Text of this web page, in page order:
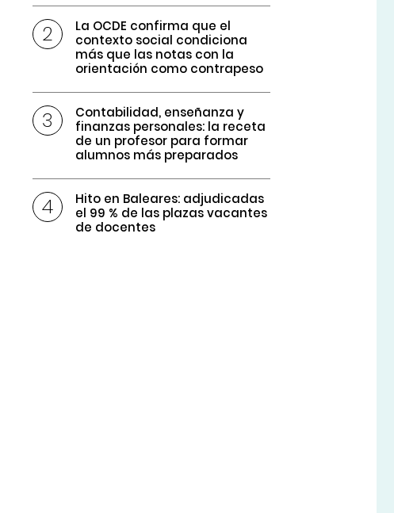
La OCDE confirma que el
contexto social condiciona
más que las notas con la
orientación como contrapeso
Contabilidad, enseñanza y
finanzas personales: la receta
de un profesor para formar
alumnos más preparados
Hito en Baleares: adjudicadas
el 99 % de las plazas vacantes
de docentes